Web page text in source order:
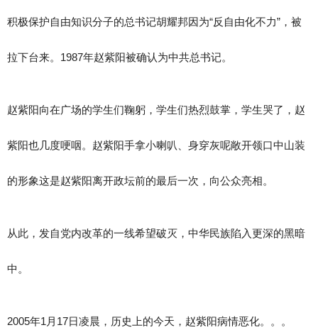
积极保护自由知识分子的总书记胡耀邦因为“反自由化不力”，被
拉下台来。1987年赵紫阳被确认为中共总书记。
赵紫阳向在广场的学生们鞠躬，学生们热烈鼓掌，学生哭了，赵
紫阳也几度哽咽。赵紫阳手拿小喇叭、身穿灰呢敞开领口中山装
的形象这是赵紫阳离开政坛前的最后一次，向公众亮相。
从此，发自党内改革的一线希望破灭，中华民族陷入更深的黑暗
中。
2005年1月17日凌晨，历史上的今天，赵紫阳病情恶化。。。